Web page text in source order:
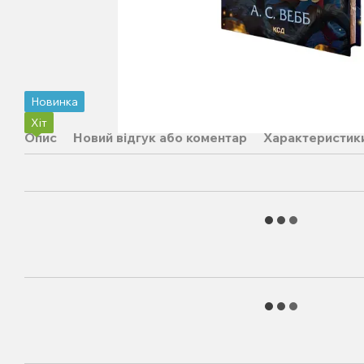
Новинка
Хіт
Опис Новий відгук або коментар